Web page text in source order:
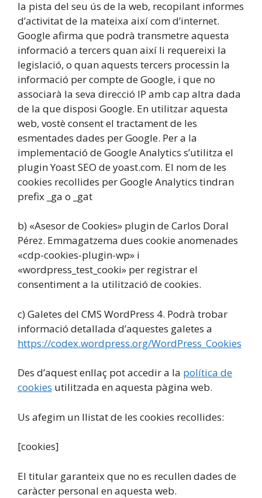
la pista del seu ús de la web, recopilant informes
d’activitat de la mateixa així com d’internet.
Google afirma que podrà transmetre aquesta
informació a tercers quan així li requereixi la
legislació, o quan aquests tercers processin la
informació per compte de Google, i que no
associarà la seva direcció IP amb cap altra dada
de la que disposi Google. En utilitzar aquesta
web, vostè consent el tractament de les
esmentades dades per Google. Per a la
implementació de Google Analytics s’utilitza el
plugin Yoast SEO de yoast.com. El nom de les
cookies recollides per Google Analytics tindran
prefix _ga o _gat
b) «Asesor de Cookies» plugin de Carlos Doral
Pérez. Emmagatzema dues cookie anomenades
«cdp-cookies-plugin-wp» i
«wordpress_test_cooki» per registrar el
consentiment a la utilització de cookies.
c) Galetes del CMS WordPress 4. Podrà trobar
informació detallada d’aquestes galetes a
https://codex.wordpress.org/WordPress_Cookies
Des d’aquest enllaç pot accedir a la política de
cookies utilitzada en aquesta pàgina web.
Us afegim un llistat de les cookies recollides:
[cookies]
El titular garanteix que no es recullen dades de
caràcter personal en aquesta web.